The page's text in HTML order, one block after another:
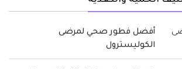
أفضل فطور صحي لمرضى
الكوليسترول